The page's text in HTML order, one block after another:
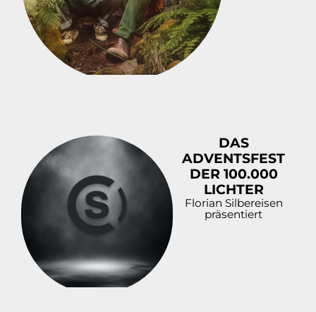
DAS
ADVENTSFEST
DER 100.000
LICHTER
Florian Silbereisen
präsentiert